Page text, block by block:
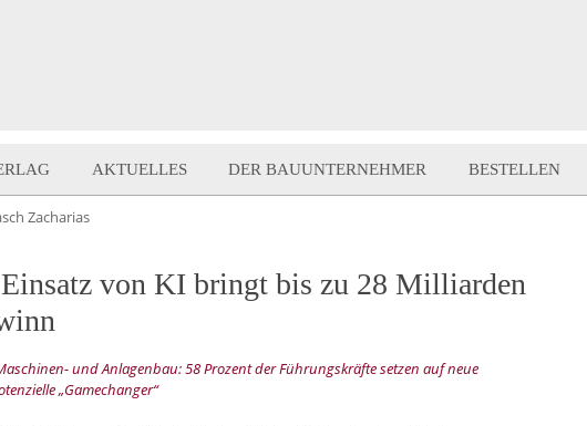
AKTUELLES DER BAUUNTERNEHMER BESTELLEN
Zacharias
von KI bringt bis zu 28 Milliarden
und Anlagenbau: 58 Prozent der Führungskräfte setzen auf neue
„Gamechanger“